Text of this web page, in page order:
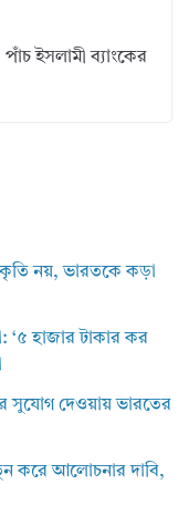
পাঁচ ইসলামী ব্যাংকের
নয়, ভারতকে কড়া
‘৫ হাজার টাকার কর
সুযোগ দেওয়ায় ভারতের
করে আলোচনার দাবি,